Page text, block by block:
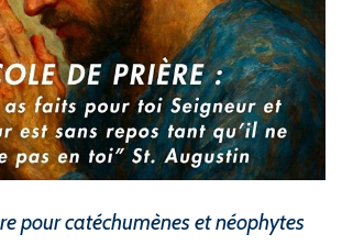
pour catéchumènes et néophytes